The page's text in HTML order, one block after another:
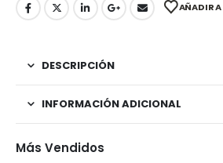
AÑADIR A
DESCRIPCIÓN
INFORMACIÓN ADICIONAL
Más Vendidos